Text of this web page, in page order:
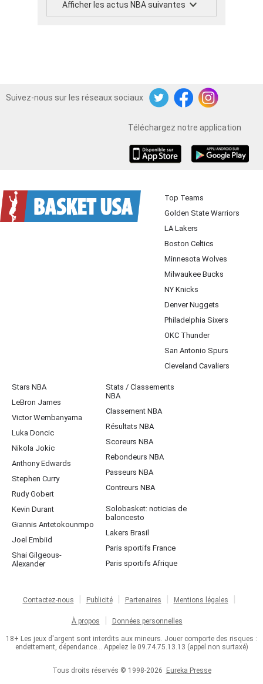
Afficher les actus NBA suivantes
Suivez-nous sur les réseaux sociaux
TwitterFacebookInstagram
Téléchargez notre application
Top Teams
Golden State Warriors
LA Lakers
Boston Celtics
Minnesota Wolves
Milwaukee Bucks
NY Knicks
Denver Nuggets
Philadelphia Sixers
OKC Thunder
San Antonio Spurs
Cleveland Cavaliers
Stars NBA
LeBron James
Victor Wembanyama
Luka Doncic
Nikola Jokic
Anthony Edwards
Stephen Curry
Rudy Gobert
Kevin Durant
Giannis Antetokounmpo
Joel Embiid
Shai Gilgeous-
Alexander
Stats / Classements
NBA
Classement NBA
Résultats NBA
Scoreurs NBA
Rebondeurs NBA
Passeurs NBA
Contreurs NBA
Solobasket: noticias de
baloncesto
Lakers Brasil
Paris sportifs France
Paris sportifs Afrique
Contactez-nous Publicité Partenaires Mentions légales
À propos Données personnelles
18+ Les jeux d'argent sont interdits aux mineurs. Jouer comporte des risques :
endettement, dépendance... Appelez le 09.74.75.13.13 (appel non surtaxé)
Tous droits réservés © 1998-2026 Eureka Presse